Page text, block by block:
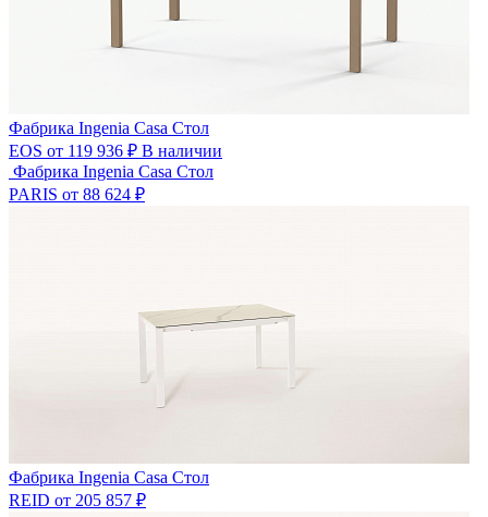
Фабрика Ingenia Casa Стол
EOS от 119 936 ₽ В наличии
Фабрика Ingenia Casa Стол
PARIS от 88 624 ₽
Фабрика Ingenia Casa Стол
REID от 205 857 ₽